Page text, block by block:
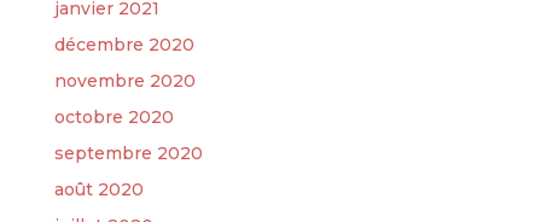
janvier 2021
décembre 2020
novembre 2020
octobre 2020
septembre 2020
août 2020